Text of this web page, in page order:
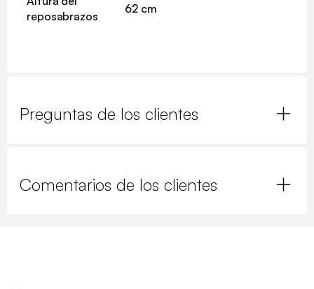
reposabrazos
62 cm
Preguntas de los clientes
Comentarios de los clientes